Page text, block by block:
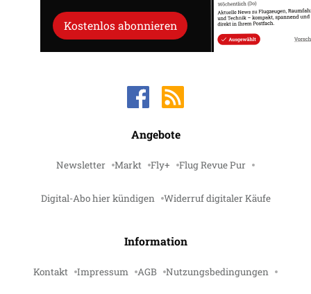
Kostenlos abonnieren
Angebote
Newsletter Markt Fly+ Flug Revue Pur
Digital-Abo hier kündigen Widerruf digitaler Käufe
Information
Kontakt Impressum AGB Nutzungsbedingungen